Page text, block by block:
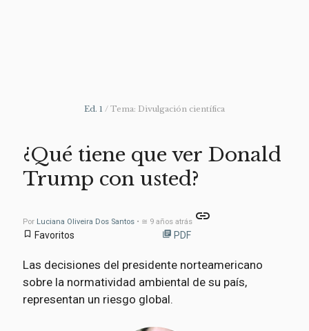
Ed. 1 / Tema: Divulgación científica
¿Qué tiene que ver Donald
Trump con usted?
Por Luciana Oliveira Dos Santos• ≅ 9 años atrás link
bookmark_border Favoritos library_books PDF
Las decisiones del presidente norteamericano
sobre la normatividad ambiental de su país,
representan un riesgo global.